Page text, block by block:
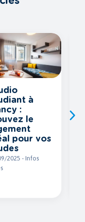
à
:
le
pour vos
2025 - Infos